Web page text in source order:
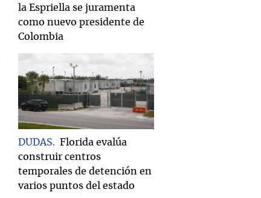
la Espriella se juramenta
como nuevo presidente de
Colombia
DUDAS
Florida evalúa
construir centros
temporales de detención en
varios puntos del estado